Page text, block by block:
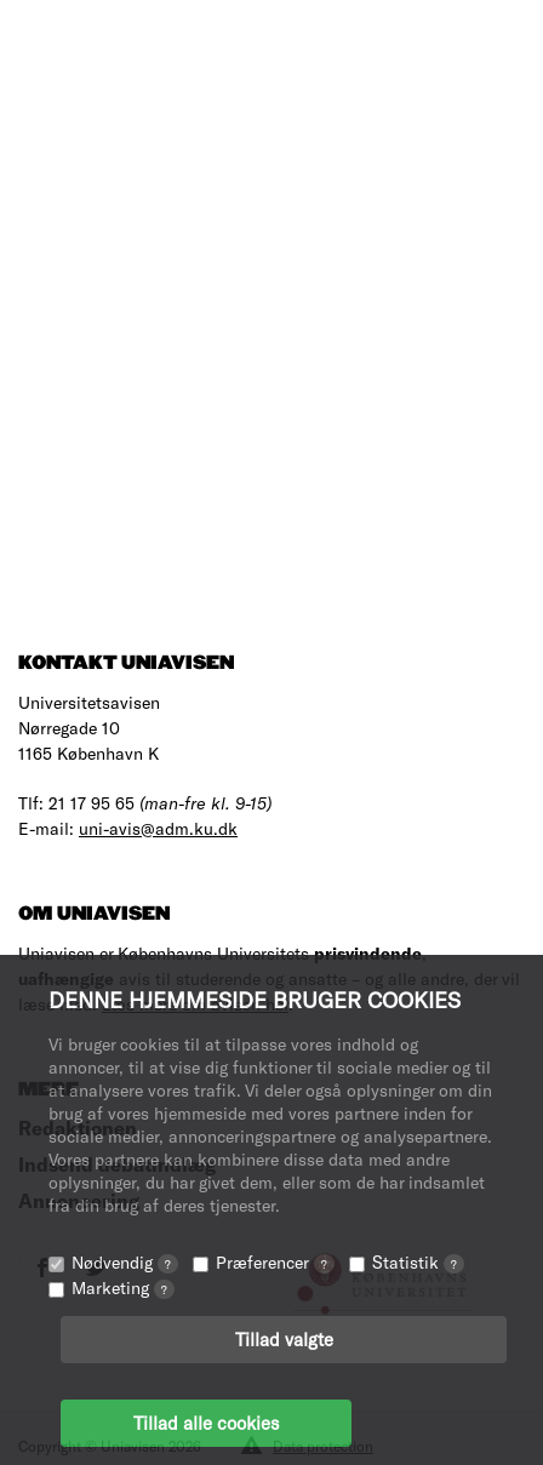
DENNE HJEMMESIDE BRUGER COOKIES
Vi bruger cookies til at tilpasse vores indhold og
annoncer, til at vise dig funktioner til sociale medier og til
at analysere vores trafik. Vi deler også oplysninger om din
brug af vores hjemmeside med vores partnere inden for
sociale medier, annonceringspartnere og analysepartnere.
Vores partnere kan kombinere disse data med andre
oplysninger, du har givet dem, eller som de har indsamlet
fra din brug af deres tjenester.
Nødvendig ? Præferencer ? Statistik ?
Marketing ?
Tillad valgte
Tillad alle cookies
KONTAKT UNIAVISEN
Universitetsavisen
Nørregade 10
1165 København K
Tlf: 21 17 95 65 (man-fre kl. 9-15)
E-mail: uni-avis@adm.ku.dk
OM UNIAVISEN
Uniavisen er Københavns Universitetsprisvindende,
uafhængige avis til studerende og ansatte – og alle andre, der vil
læse med.Læs mere om avisen her.
MERE
Redaktionen
Indsend debatindlæg
Annoncering
Copyright © Uniavisen 2026 Data protection